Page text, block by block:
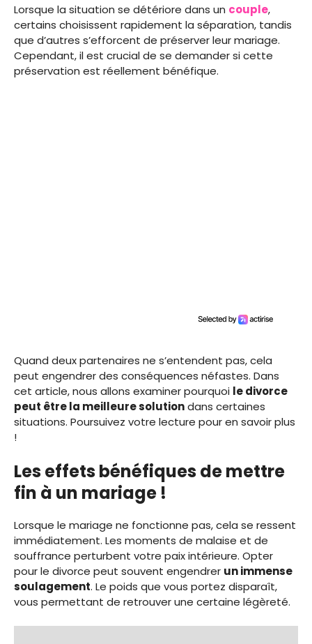
Lorsque la situation se détériore dans un couple,
certains choisissent rapidement la séparation, tandis
que d’autres s’efforcent de préserver leur mariage.
Cependant, il est crucial de se demander si cette
préservation est réellement bénéfique.
Quand deux partenaires ne s’entendent pas, cela
peut engendrer des conséquences néfastes. Dans
cet article, nous allons examiner pourquoi le divorce
peut être la meilleure solutiondans certaines
situations. Poursuivez votre lecture pour en savoir plus
!
Les effets bénéfiques de mettre
fin à un mariage !
Lorsque le mariage ne fonctionne pas, cela se ressent
immédiatement. Les moments de malaise et de
souffrance perturbent votre paix intérieure. Opter
pour le divorce peut souvent engendrer un immense
soulagement. Le poids que vous portez disparaît,
vous permettant de retrouver une certaine légèreté.